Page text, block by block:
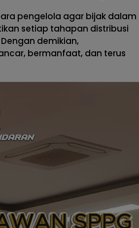
pengelola agar bijak dalam
setiap tahapan distribusi
demikian,
bermanfaat, dan terus